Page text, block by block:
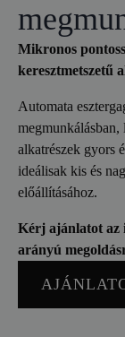
Mikronos
keresztmetszetű
Automata
megmunkálásban,
alkatrészek gyors
ideálisak kis és
előállításához.
Kérj ajánlatot az
arányú